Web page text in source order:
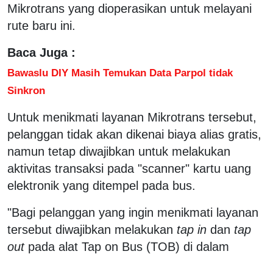
Mikrotrans yang dioperasikan untuk melayani
rute baru ini.
Baca Juga :
Bawaslu DIY Masih Temukan Data Parpol tidak
Sinkron
Untuk menikmati layanan Mikrotrans tersebut,
pelanggan tidak akan dikenai biaya alias gratis,
namun tetap diwajibkan untuk melakukan
aktivitas transaksi pada "scanner" kartu uang
elektronik yang ditempel pada bus.
"Bagi pelanggan yang ingin menikmati layanan
tersebut diwajibkan melakukan tap in dan tap
outpada alat Tap on Bus (TOB) di dalam